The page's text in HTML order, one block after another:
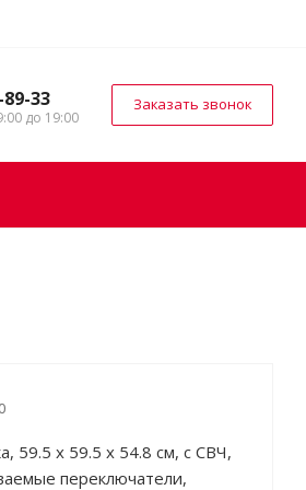
89-33
до 19:00
Заказать звонок
59.5 х 59.5 x 54.8 см, с СВЧ,
переключатели,